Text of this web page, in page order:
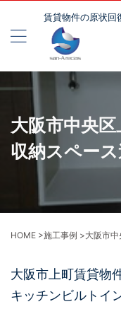
賃貸物件の原状回
大阪市中央
収納スペー
HOME >施工事例 >大阪市
大阪市上町賃貸物
キッチンビルトイ